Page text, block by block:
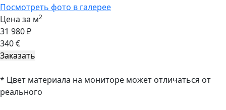
Посмотреть фото в галерее
Цена за м2
31 980 ₽
340 €
* Цвет материала на мониторе может отличаться от
реального